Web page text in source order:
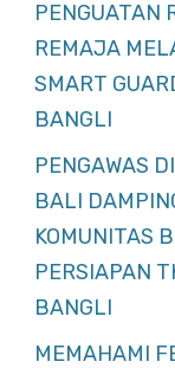
PENGUATAN
REMAJA
SMART
BANGLI
PENGAWAS
BALI
KOMUNITAS
PERSIAPAN
BANGLI
MEMAHAMI